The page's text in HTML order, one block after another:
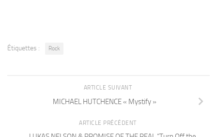
Étiquettes : Rock
ARTICLE SUIVANT
MICHAEL HUTCHENCE « Mystify »
ARTICLE PRÉCÉDENT